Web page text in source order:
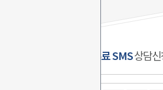
무료 SMS상담